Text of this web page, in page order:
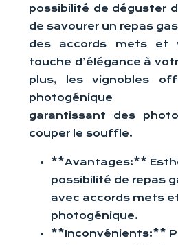
possibilité de déguster
de savourer un repas
des accords mets et
touche d’élégance à
plus, les vignobles
photogénique
garantissant des
couper le souffle.
**Avantages:**
possibilité de repas
avec accords mets
photogénique.
**Inconvénients:**